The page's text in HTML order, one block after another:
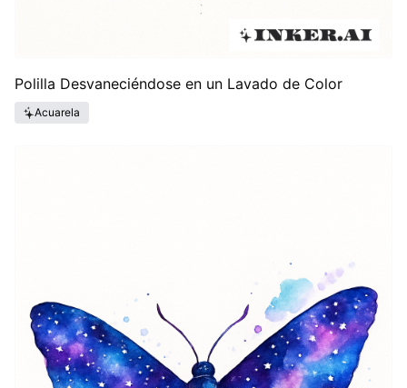
Polilla Desvaneciéndose en un Lavado de Color
Acuarela